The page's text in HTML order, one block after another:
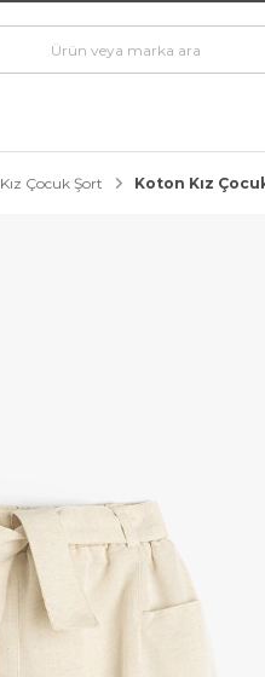
Kız Çocuk Şort Koton Kız